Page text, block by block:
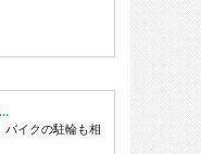
バイクの駐輪も相